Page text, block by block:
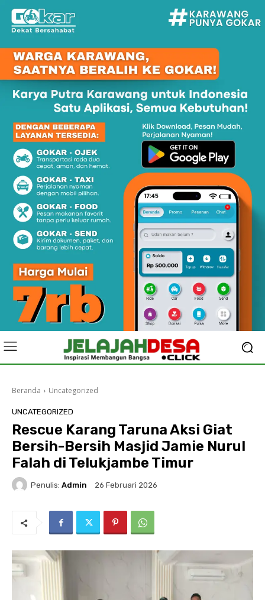
Beranda Uncategorized
UNCATEGORIZED
Rescue Karang Taruna Aksi Giat
Bersih-Bersih Masjid Jamie Nurul
Falah di Telukjambe Timur
Penulis: Admin 26 Februari 2026